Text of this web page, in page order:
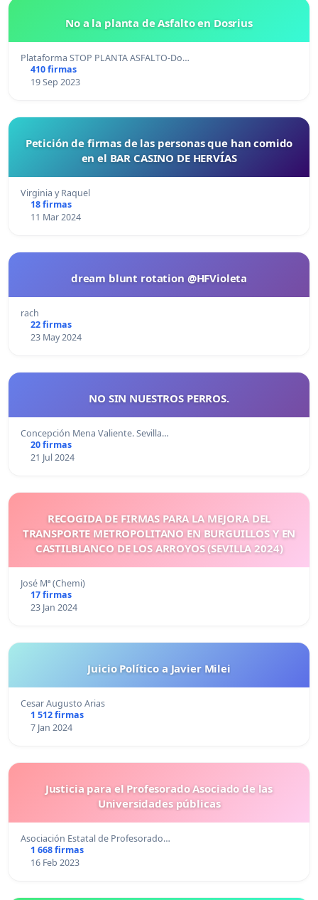
No a la planta de Asfalto en Dosrius
Plataforma STOP PLANTA ASFALTO-Do…
410 firmas
19 Sep 2023
Petición de firmas de las personas que han comido
en el BAR CASINO DE HERVÍAS
Virginia y Raquel
18 firmas
11 Mar 2024
dream blunt rotation @HFVioleta
rach
22 firmas
23 May 2024
NO SIN NUESTROS PERROS.
Concepción Mena Valiente. Sevilla…
20 firmas
21 Jul 2024
RECOGIDA DE FIRMAS PARA LA MEJORA DEL
TRANSPORTE METROPOLITANO EN BURGUILLOS Y EN
CASTILBLANCO DE LOS ARROYOS (SEVILLA 2024)
José Mª (Chemi)
17 firmas
23 Jan 2024
Juicio Político a Javier Milei
Cesar Augusto Arias
1 512 firmas
7 Jan 2024
Justicia para el Profesorado Asociado de las
Universidades públicas
Asociación Estatal de Profesorado…
1 668 firmas
16 Feb 2023